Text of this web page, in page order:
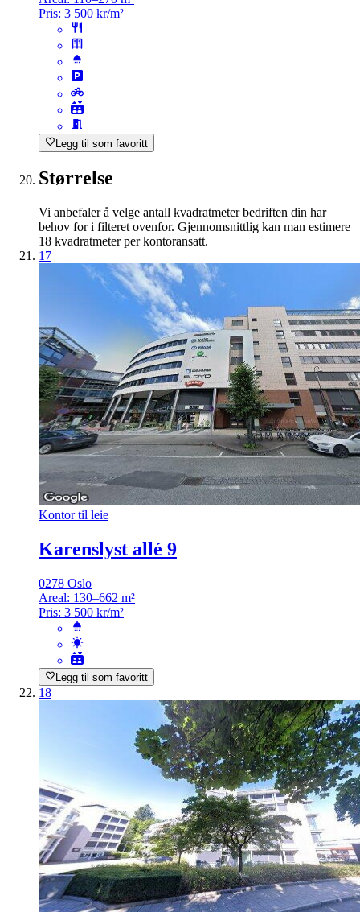
Pris: 3 500 kr/m²
Legg til som favoritt
Størrelse
Vi anbefaler å velge antall kvadratmeter bedriften din har
behov for i filteret ovenfor. Gjennomsnittlig kan man estimere
18 kvadratmeter per kontoransatt.
17
Kontor til leie
Karenslyst allé 9
0278 Oslo
Areal: 130–662 m²
Pris: 3 500 kr/m²
Legg til som favoritt
18